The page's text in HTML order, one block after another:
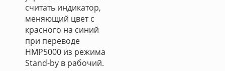
считать индикатор,
меняющий цвет с
красного на синий
при переводе
HMP5000 из режима
Stand-by в рабочий.